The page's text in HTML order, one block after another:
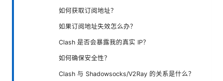
如何获取订阅地址？
如果订阅地址失效怎么办？
Clash 是否会暴露我的真实 IP？
如何确保安全性？
Clash 与 Shadowsocks/V2Ray 的关系是什么？